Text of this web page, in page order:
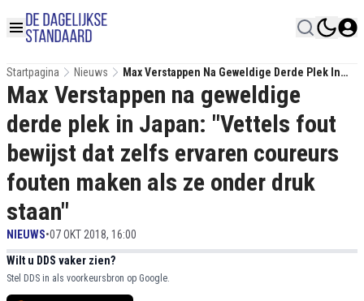
Startpagina Nieuws
Max Verstappen Na Geweldige Derde Plek In
Japan: "Vettels Fout Bewijst Dat Zelfs Ervaren
Coureurs Fouten Maken Als Ze Onder Druk
Staan"
Max Verstappen na geweldige
derde plek in Japan: "Vettels fout
bewijst dat zelfs ervaren coureurs
fouten maken als ze onder druk
staan"
NIEUWS•07 OKT 2018, 16:00
Wilt u DDS vaker zien?
Stel DDS in als voorkeursbron op Google.